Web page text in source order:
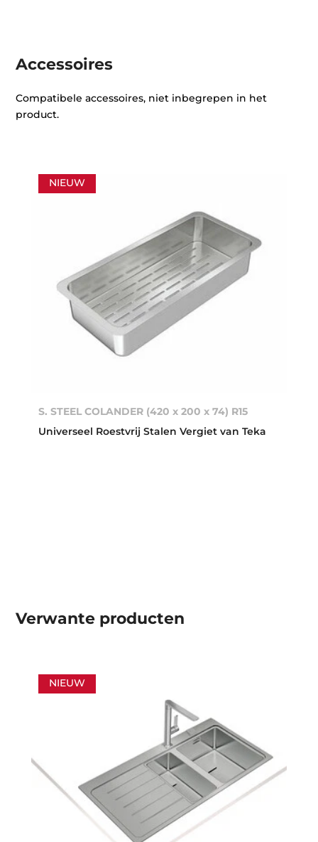
Accessoires
Compatibele accessoires, niet inbegrepen in het
product.
NIEUW
S. STEEL COLANDER (420 x 200 x 74) R15
Universeel Roestvrij Stalen Vergiet van Teka
Verwante producten
NIEUW